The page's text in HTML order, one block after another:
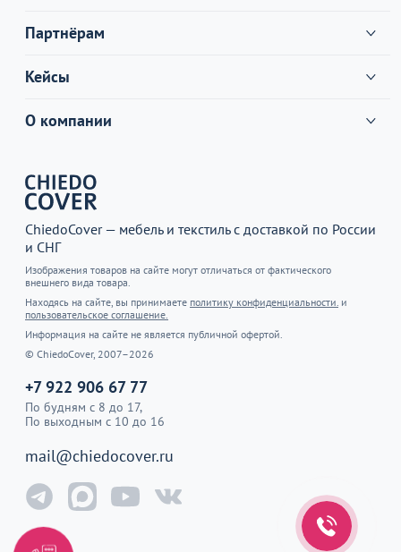
Партнёрам
Кейсы
О компании
ChiedoCover — мебель и текстиль с доставкой по России
и СНГ
Изображения товаров на сайте могут отличаться от фактического
внешнего вида товара.
Находясь на сайте, вы принимаете политику конфиденциальности. и
пользовательское соглашение.
Информация на сайте не является публичной офертой.
© ChiedoCover, 2007–2026
+7 922 906 67 77
По будням с 8 до 17,
По выходным с 10 до 16
mail@chiedocover.ru